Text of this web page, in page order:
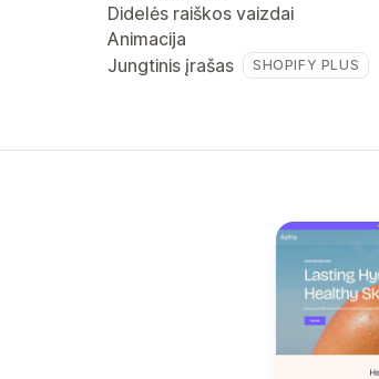
Didelės raiškos vaizdai
Animacija
Jungtinis įrašas
SHOPIFY PLUS